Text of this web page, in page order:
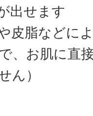
出せます
皮脂などに
、お肌に直
ん）